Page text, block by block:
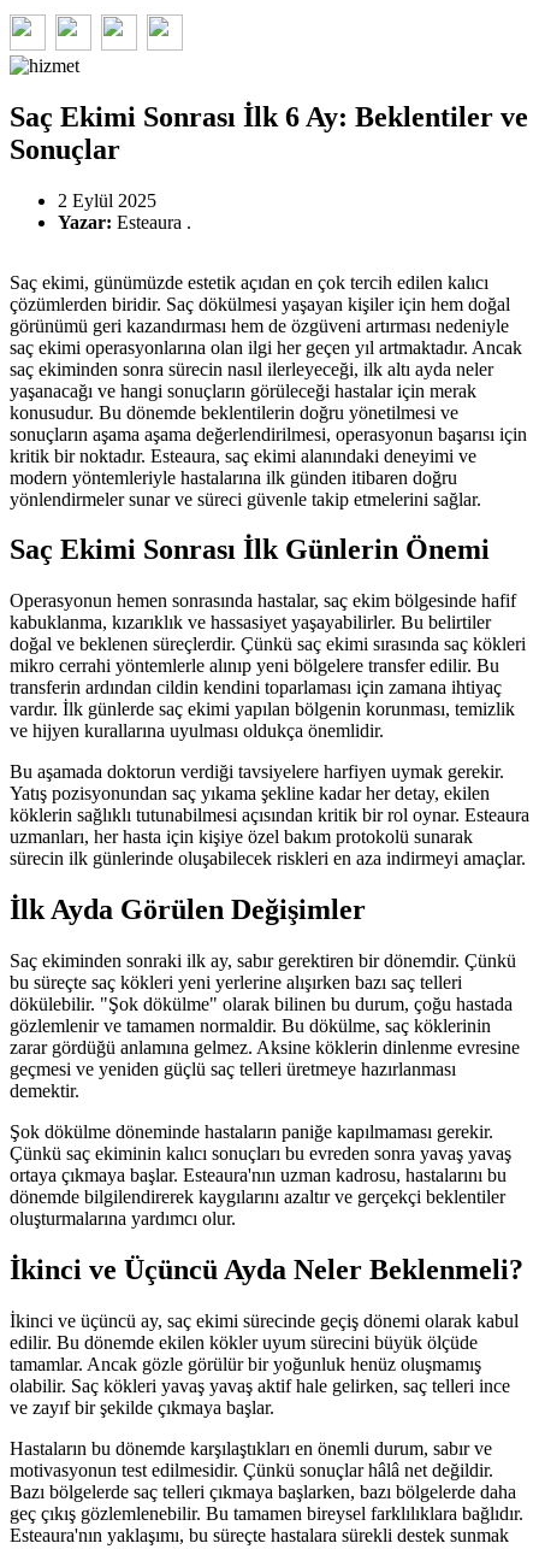
Saç Ekimi Sonrası İlk 6 Ay: Beklentiler ve
Sonuçlar
2 Eylül 2025
Yazar: Esteaura .
Saç ekimi, günümüzde estetik açıdan en çok tercih edilen kalıcı
çözümlerden biridir. Saç dökülmesi yaşayan kişiler için hem doğal
görünümü geri kazandırması hem de özgüveni artırması nedeniyle
saç ekimi operasyonlarına olan ilgi her geçen yıl artmaktadır. Ancak
saç ekiminden sonra sürecin nasıl ilerleyeceği, ilk altı ayda neler
yaşanacağı ve hangi sonuçların görüleceği hastalar için merak
konusudur. Bu dönemde beklentilerin doğru yönetilmesi ve
sonuçların aşama aşama değerlendirilmesi, operasyonun başarısı için
kritik bir noktadır. Esteaura, saç ekimi alanındaki deneyimi ve
modern yöntemleriyle hastalarına ilk günden itibaren doğru
yönlendirmeler sunar ve süreci güvenle takip etmelerini sağlar.
Saç Ekimi Sonrası İlk Günlerin Önemi
Operasyonun hemen sonrasında hastalar, saç ekim bölgesinde hafif
kabuklanma, kızarıklık ve hassasiyet yaşayabilirler. Bu belirtiler
doğal ve beklenen süreçlerdir. Çünkü saç ekimi sırasında saç kökleri
mikro cerrahi yöntemlerle alınıp yeni bölgelere transfer edilir. Bu
transferin ardından cildin kendini toparlaması için zamana ihtiyaç
vardır. İlk günlerde saç ekimi yapılan bölgenin korunması, temizlik
ve hijyen kurallarına uyulması oldukça önemlidir.
Bu aşamada doktorun verdiği tavsiyelere harfiyen uymak gerekir.
Yatış pozisyonundan saç yıkama şekline kadar her detay, ekilen
köklerin sağlıklı tutunabilmesi açısından kritik bir rol oynar. Esteaura
uzmanları, her hasta için kişiye özel bakım protokolü sunarak
sürecin ilk günlerinde oluşabilecek riskleri en aza indirmeyi amaçlar.
İlk Ayda Görülen Değişimler
Saç ekiminden sonraki ilk ay, sabır gerektiren bir dönemdir. Çünkü
bu süreçte saç kökleri yeni yerlerine alışırken bazı saç telleri
dökülebilir. "Şok dökülme" olarak bilinen bu durum, çoğu hastada
gözlemlenir ve tamamen normaldir. Bu dökülme, saç köklerinin
zarar gördüğü anlamına gelmez. Aksine köklerin dinlenme evresine
geçmesi ve yeniden güçlü saç telleri üretmeye hazırlanması
demektir.
Şok dökülme döneminde hastaların paniğe kapılmaması gerekir.
Çünkü saç ekiminin kalıcı sonuçları bu evreden sonra yavaş yavaş
ortaya çıkmaya başlar. Esteaura'nın uzman kadrosu, hastalarını bu
dönemde bilgilendirerek kaygılarını azaltır ve gerçekçi beklentiler
oluşturmalarına yardımcı olur.
İkinci ve Üçüncü Ayda Neler Beklenmeli?
İkinci ve üçüncü ay, saç ekimi sürecinde geçiş dönemi olarak kabul
edilir. Bu dönemde ekilen kökler uyum sürecini büyük ölçüde
tamamlar. Ancak gözle görülür bir yoğunluk henüz oluşmamış
olabilir. Saç kökleri yavaş yavaş aktif hale gelirken, saç telleri ince
ve zayıf bir şekilde çıkmaya başlar.
Hastaların bu dönemde karşılaştıkları en önemli durum, sabır ve
motivasyonun test edilmesidir. Çünkü sonuçlar hâlâ net değildir.
Bazı bölgelerde saç telleri çıkmaya başlarken, bazı bölgelerde daha
geç çıkış gözlemlenebilir. Bu tamamen bireysel farklılıklara bağlıdır.
Esteaura'nın yaklaşımı, bu süreçte hastalara sürekli destek sunmak